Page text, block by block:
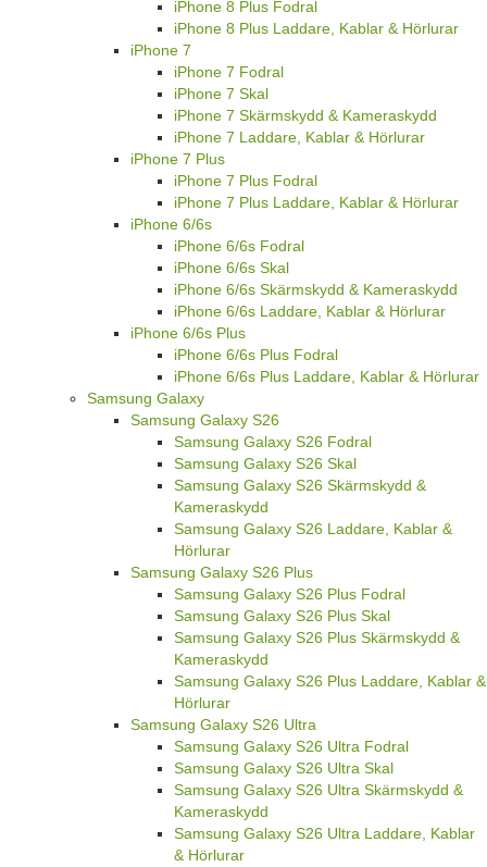
iPhone 8 Plus Fodral
iPhone 8 Plus Laddare, Kablar & Hörlurar
iPhone 7
iPhone 7 Fodral
iPhone 7 Skal
iPhone 7 Skärmskydd & Kameraskydd
iPhone 7 Laddare, Kablar & Hörlurar
iPhone 7 Plus
iPhone 7 Plus Fodral
iPhone 7 Plus Laddare, Kablar & Hörlurar
iPhone 6/6s
iPhone 6/6s Fodral
iPhone 6/6s Skal
iPhone 6/6s Skärmskydd & Kameraskydd
iPhone 6/6s Laddare, Kablar & Hörlurar
iPhone 6/6s Plus
iPhone 6/6s Plus Fodral
iPhone 6/6s Plus Laddare, Kablar & Hörlurar
Samsung Galaxy
Samsung Galaxy S26
Samsung Galaxy S26 Fodral
Samsung Galaxy S26 Skal
Samsung Galaxy S26 Skärmskydd &
Kameraskydd
Samsung Galaxy S26 Laddare, Kablar &
Hörlurar
Samsung Galaxy S26 Plus
Samsung Galaxy S26 Plus Fodral
Samsung Galaxy S26 Plus Skal
Samsung Galaxy S26 Plus Skärmskydd &
Kameraskydd
Samsung Galaxy S26 Plus Laddare, Kablar &
Hörlurar
Samsung Galaxy S26 Ultra
Samsung Galaxy S26 Ultra Fodral
Samsung Galaxy S26 Ultra Skal
Samsung Galaxy S26 Ultra Skärmskydd &
Kameraskydd
Samsung Galaxy S26 Ultra Laddare, Kablar
& Hörlurar